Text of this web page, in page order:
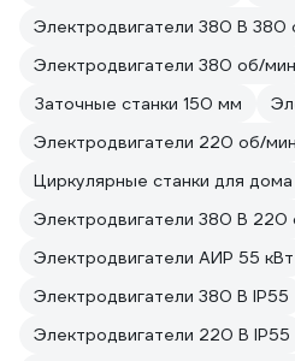
Электродвигатели 380 В 380
Электродвигатели 380 об/мин
Заточные станки 150 мм
Электродвигатели 220 об/мин
Циркулярные станки для дома
Электродвигатели 380 В 220
Электродвигатели АИР 55 кВт
Электродвигатели 380 В IP55
Электродвигатели 220 В IP55